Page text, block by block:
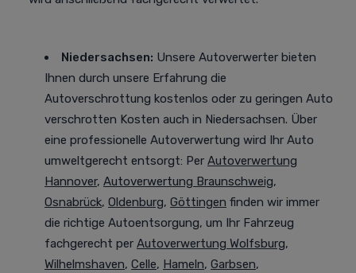
Niedersachsen: Unsere Autoverwerter bieten
Ihnen durch unsere Erfahrung die
Autoverschrottung kostenlos oder zu geringen Auto
verschrotten Kosten auch in Niedersachsen. Über
eine professionelle Autoverwertung wird Ihr Auto
umweltgerecht entsorgt: Per Autoverwertung
Hannover, Autoverwertung Braunschweig,
Osnabrück, Oldenburg, Göttingen finden wir immer
die richtige Autoentsorgung, um Ihr Fahrzeug
fachgerecht per Autoverwertung Wolfsburg,
Wilhelmshaven, Celle, Hameln, Garbsen,